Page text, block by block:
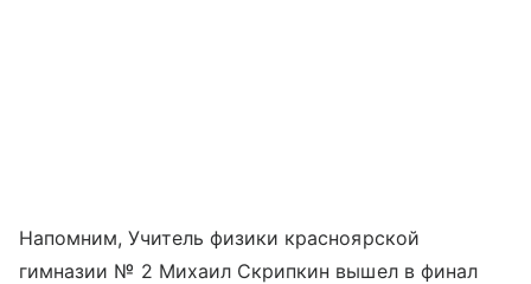
Напомним, Учитель физики красноярской
гимназии № 2 Михаил Скрипкин вышел в финал